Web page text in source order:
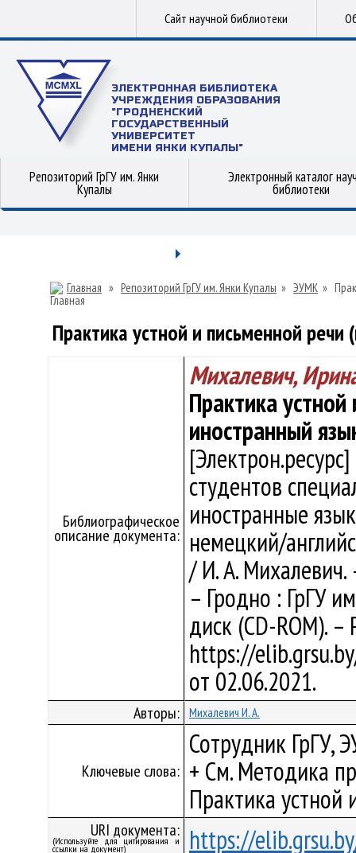
Сайт научной библиотеки
ЭЛЕКТРОННАЯ БИБЛИОТЕКА
УЧРЕЖДЕНИЯ ОБРАЗОВАНИЯ
"ГРОДНЕНСКИЙ
ГОСУДАРСТВЕННЫЙ
УНИВЕРСИТЕТ
ИМЕНИ ЯНКИ КУПАЛЫ"
Репозиторий ГрГУ им. Янки
Купалы
Электронный каталог
библиотеки
Главная » Репозиторий ГрГУ им. Янки Купалы » ЭУМК »
Практика устной и письменной
Библиографическое
описание документа:
Михалевич,
Практика
иностранный
студентов
иностранные
немецкий/
/ И. А. Михалевич.
– Гродно : ГрГУ
диск (CD-ROM).
https://
от 02.06.2021.
Авторы: Михалевич И. А.
Ключевые слова:
Сотрудник ГрГУ,
+ См. Методика
Практика устной
URI документа:
(Используйте для цитирования и
ссылки на документ) https://